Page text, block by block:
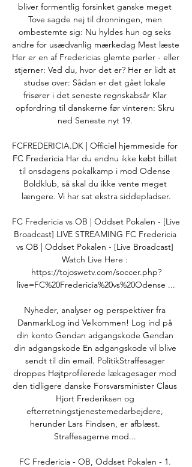
bliver formentlig forsinket ganske meget
Tove sagde nej til dronningen, men
ombestemte sig: Nu hyldes hun og seks
andre for usædvanlig mærkedag Mest læste
Her er en af Fredericias glemte perler - eller
stjerner: Ved du, hvor det er? Her er lidt at
studse over: Sådan er det gået lokale
frisører i det seneste regnskabsår Klar
opfordring til danskerne før vinteren: Skru
ned Seneste nyt 19.
FCFREDERICIA.DK | Officiel hjemmeside for
FC Fredericia Har du endnu ikke købt billet
til onsdagens pokalkamp i mod Odense
Boldklub, så skal du ikke vente meget
længere. Vi har sat ekstra siddepladser.
FC Fredericia vs OB | Oddset Pokalen - [Live
Broadcast] LIVE STREAMING FC Fredericia
vs OB | Oddset Pokalen - [Live Broadcast]
Watch Live Here :
https://tojoswetv.com/soccer.php?
live=FC%20Fredericia%20vs%20Odense ...
Nyheder, analyser og perspektiver fra
DanmarkLog ind Velkommen! Log ind på
din konto Gendan adgangskode Gendan
din adgangskode En adgangskode vil blive
sendt til din email. PolitikStraffesager
droppes Højtprofilerede lækagesager mod
den tidligere danske Forsvarsminister Claus
Hjort Frederiksen og
efterretningstjenestemedarbejdere,
herunder Lars Findsen, er afblæst.
Straffesagerne mod...
FC Fredericia - OB, Oddset Pokalen - 1.